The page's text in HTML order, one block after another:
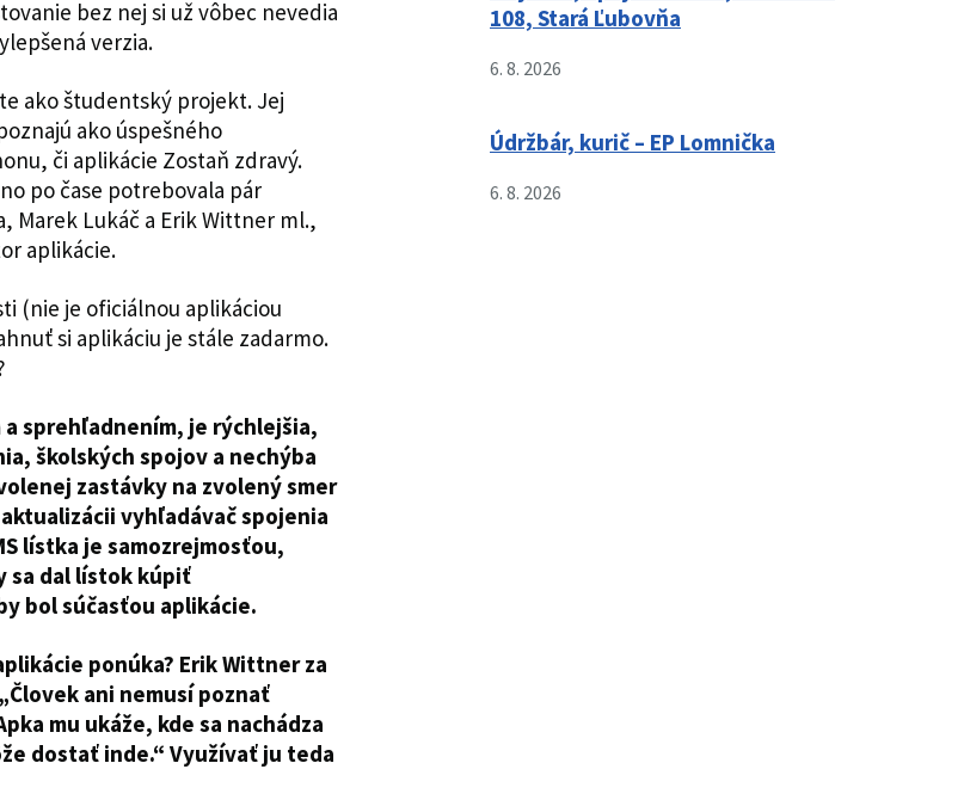
bez nej si už vôbec nevedia
verzia.
ako študentský projekt. Jej
ako úspešného
či aplikácie Zostaň zdravý.
po čase potrebovala pár
Marek Lukáč a Erik Wittner ml.,
aplikácie.
(nie je oficiálnou aplikáciou
si aplikáciu je stále zadarmo.
sprehľadnením, je rýchlejšia,
školských spojov a nechýba
zastávky na zvolený smer
vyhľadávač spojenia
lístka je samozrejmosťou,
sa dal lístok kúpiť
bol súčasťou aplikácie.
ponúka? Erik Wittner za
ani nemusí poznať
mu ukáže, kde sa nachádza
dostať inde.“ Využívať ju teda
108, Stará Ľubovňa
6. 8. 2026
Údržbár, kurič – EP Lomnička
6. 8. 2026